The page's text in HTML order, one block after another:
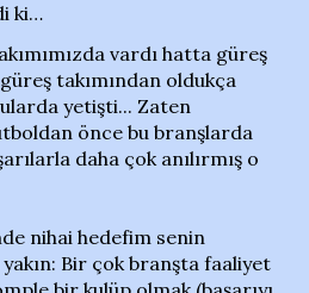
ki…
vardı hatta güreş
takımından oldukça
yetişti... Zaten
önce bu branşlarda
daha çok anılırmış o
nihai hedefim senin
Bir çok branşta faaliyet